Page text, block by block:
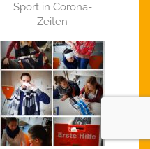
Sport in Corona-
Zeiten